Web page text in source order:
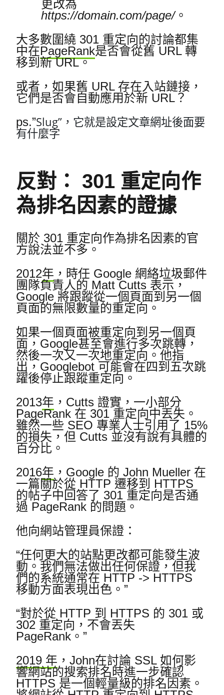
更改為
https://domain.com/page/。
大多數圍繞 301 重定向的討論都集
中在PageRank是否會從舊 URL 轉
移到新 URL。
或者，如果舊 URL 存在入站鏈接，
它們是否會自動應用於新 URL？
ps.”Slug”，它就是設定文章網址後面要
有什麼字
反對： 301 重定向作
為排名因素的證據
關於 301 重定向作為排名因素的官
方說法並不多。
2012年 ，時任 Google 網絡垃圾郵件
團隊負責人的 Matt Cutts 表示，
Google 將跟蹤從一個頁面到另一個
頁面的無限數量的重定向。
如果一個頁面被重定向到另一個頁
面，Google甚至會進行多次跳轉，
然後一次又一次地重定向。他指
出，Googlebot 可能會在四到五次跳
躍後停止跟蹤重定向。
2013年 ，Cutts 證實，一小部分
PageRank 在 301 重定向中丟失。
雖然一些 SEO 專業人士引用了 15%
的損失，但 Cutts 並沒有說有具體的
百分比。
2016年 ，Google 的 John Mueller 在
一篇關於從 HTTP 遷移到 HTTPS
的帖子中回答了 301 重定向是否通
過 PageRank 的問題。
他向網站管理員保證：
“任何更大的站點更改都可能發生波
動。 我們無法做出任何保證，但我
們的系統通常在 HTTP -> HTTPS
移動方面表現出色。”
“對於從 HTTP 到 HTTPS 的 301 或
302 重定向，不會丟失
PageRank。”
2019 年 ，John在討論 SSL 如何影
響網站的搜索排名時進一步確認
HTTPS 是一個輕量級的排名因素。